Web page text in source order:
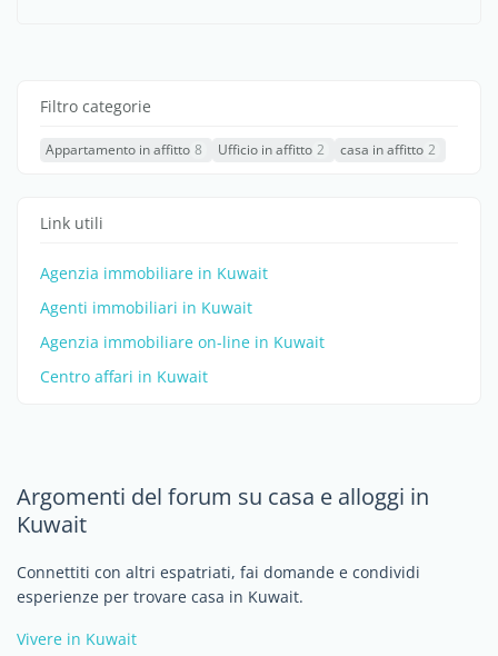
Filtro categorie
Appartamento in affitto 8 Ufficio in affitto 2 casa in affitto 2
Link utili
Agenzia immobiliare in Kuwait
Agenti immobiliari in Kuwait
Agenzia immobiliare on-line in Kuwait
Centro affari in Kuwait
Argomenti del forum su casa e alloggi in
Kuwait
Connettiti con altri espatriati, fai domande e condividi
esperienze per trovare casa in Kuwait.
Vivere in Kuwait